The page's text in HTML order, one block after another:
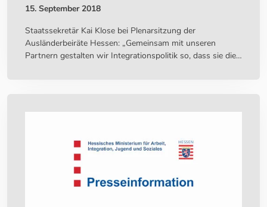
15. September 2018
Staatssekretär Kai Klose bei Plenarsitzung der
Ausländerbeiräte Hessen: „Gemeinsam mit unseren
Partnern gestalten wir Integrationspolitik so, dass sie die